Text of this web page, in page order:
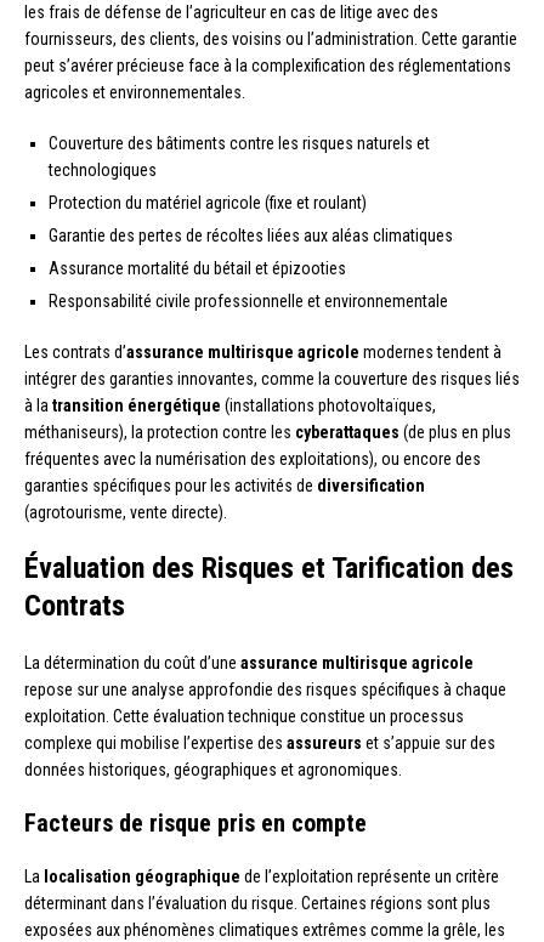
les frais de défense de l’agriculteur en cas de litige avec des
fournisseurs, des clients, des voisins ou l’administration. Cette garantie
peut s’avérer précieuse face à la complexification des réglementations
agricoles et environnementales.
Couverture des bâtiments contre les risques naturels et
technologiques
Protection du matériel agricole (fixe et roulant)
Garantie des pertes de récoltes liées aux aléas climatiques
Assurance mortalité du bétail et épizooties
Responsabilité civile professionnelle et environnementale
Les contrats d’assurance multirisque agricole modernes tendent à
intégrer des garanties innovantes, comme la couverture des risques liés
à latransition énergétique (installations photovoltaïques,
méthaniseurs), la protection contre les cyberattaques (de plus en plus
fréquentes avec la numérisation des exploitations), ou encore des
garanties spécifiques pour les activités de diversification
(agrotourisme, vente directe).
Évaluation des Risques et Tarification des
Contrats
La détermination du coût d’une assurance multirisque agricole
repose sur une analyse approfondie des risques spécifiques à chaque
exploitation. Cette évaluation technique constitue un processus
complexe qui mobilise l’expertise des assureurs et s’appuie sur des
données historiques, géographiques et agronomiques.
Facteurs de risque pris en compte
La localisation géographique de l’exploitation représente un critère
déterminant dans l’évaluation du risque. Certaines régions sont plus
exposées aux phénomènes climatiques extrêmes comme la grêle, les